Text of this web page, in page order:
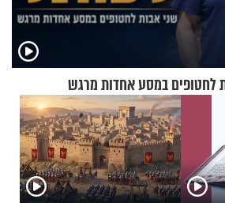
לחטופים במסע אחדות מרגש